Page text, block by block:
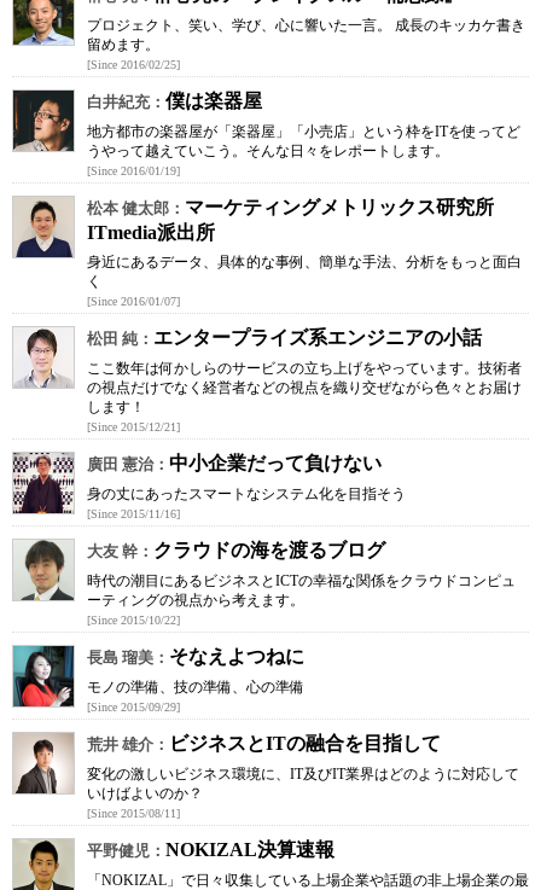
プロジェクト、笑い、学び、心に響いた一言。 成長のキッカケ書き
留めます。
[Since 2016/02/25]
白井紀充： 僕は楽器屋
地方都市の楽器屋が「楽器屋」「小売店」という枠をITを使ってど
うやって越えていこう。そんな日々をレポートします。
[Since 2016/01/19]
松本 健太郎： マーケティングメトリックス研究所
ITmedia派出所
身近にあるデータ、具体的な事例、簡単な手法、分析をもっと面白
く
[Since 2016/01/07]
松田 純： エンタープライズ系エンジニアの小話
ここ数年は何かしらのサービスの立ち上げをやっています。技術者
の視点だけでなく経営者などの視点を織り交ぜながら色々とお届け
します！
[Since 2015/12/21]
廣田 憲治： 中小企業だって負けない
身の丈にあったスマートなシステム化を目指そう
[Since 2015/11/16]
大友 幹： クラウドの海を渡るブログ
時代の潮目にあるビジネスとICTの幸福な関係をクラウドコンピュ
ーティングの視点から考えます。
[Since 2015/10/22]
長島 瑠美： そなえよつねに
モノの準備、技の準備、心の準備
[Since 2015/09/29]
荒井 雄介： ビジネスとITの融合を目指して
変化の激しいビジネス環境に、IT及びIT業界はどのように対応して
いけばよいのか？
[Since 2015/08/11]
平野健児： NOKIZAL決算速報
「NOKIZAL」で日々収集している上場企業や話題の非上場企業の最